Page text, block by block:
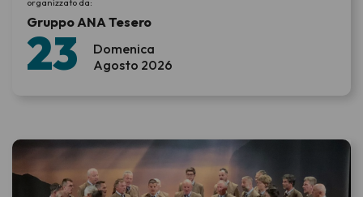
Domenica
23 Agosto 2026
Gruppo ANA Tesero